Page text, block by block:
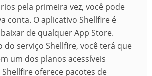
pela primeira vez, você pode
conta. O aplicativo Shellfire é
de qualquer App Store.
do serviço Shellfire, você terá que
um dos planos acessíveis
Shellfire oferece pacotes de